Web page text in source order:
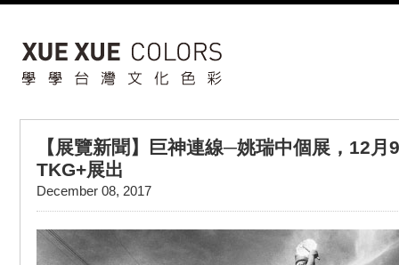
【展覽新聞】巨神連線─姚瑞中個展，12月
TKG+展出
December 08, 2017